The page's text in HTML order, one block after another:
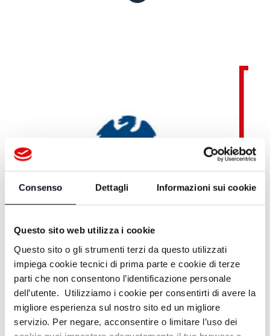
Consenso Dettagli Informazioni sui cookie
Questo sito web utilizza i cookie
Questo sito o gli strumenti terzi da questo utilizzati
impiega cookie tecnici di prima parte e cookie di terze
parti che non consentono l’identificazione personale
dell’utente. Utilizziamo i cookie per consentirti di avere la
migliore esperienza sul nostro sito ed un migliore
servizio. Per negare, acconsentire o limitare l’uso dei
Teleromagna OnDemand